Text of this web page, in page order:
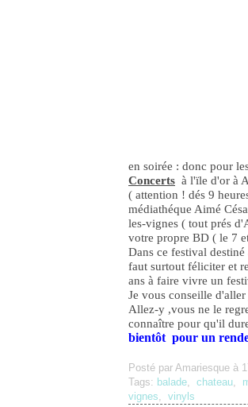
en soirée : donc pour
Concerts à l'ïle d'or à
( attention ! dés 9
médiathéque Aimé
les-vignes ( tout prés
votre propre BD ( le 7
Dans ce festival
faut surtout féliciter et
ans à faire vivre un
Je vous conseille
Allez-y ,vous ne le
connaître pour qu'il
bientôt pour un
Posté par Amariesque à
Tags: balade, chateau,
vignes, vinyls